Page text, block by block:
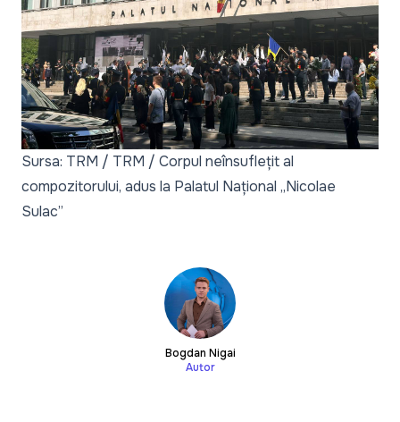
Sursa: TRM / TRM / Corpul neînsuflețit al
compozitorului, adus la Palatul Național „Nicolae
Sulac”
Bogdan Nigai
Autor